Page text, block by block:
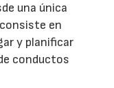
una única
en
y planificar
conductos